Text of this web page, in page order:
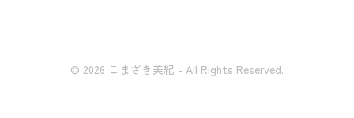
© 2026 こまざき美紀 - All Rights Reserved.